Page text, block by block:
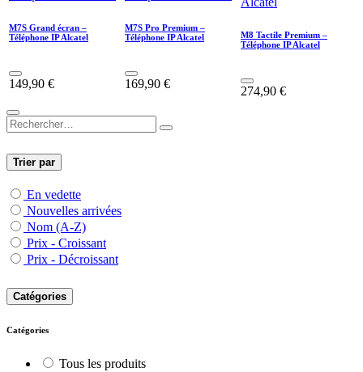
M7S Grand écran –
Téléphone IP Alcatel
149,90 €
M7S Pro Premium –
Téléphone IP Alcatel
169,90 €
M8 Tactile Premium –
Téléphone IP Alcatel
274,90 €
Trier par
En vedette
Nouvelles arrivées
Nom (A-Z)
Prix - Croissant
Prix - Décroissant
Catégories
Catégories
Tous les produits